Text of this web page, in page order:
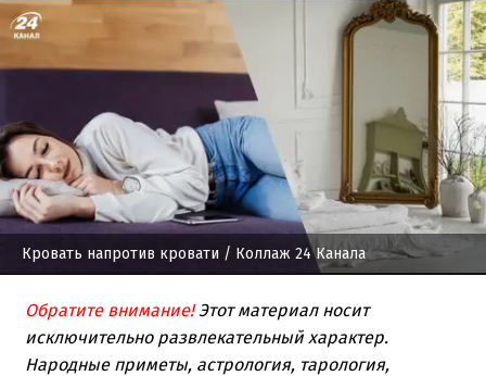
Кровать напротив кровати / Коллаж 24 Канала
Обратите внимание!Этот материал носит
исключительно развлекательный характер.
Народные приметы, астрология, тарология,